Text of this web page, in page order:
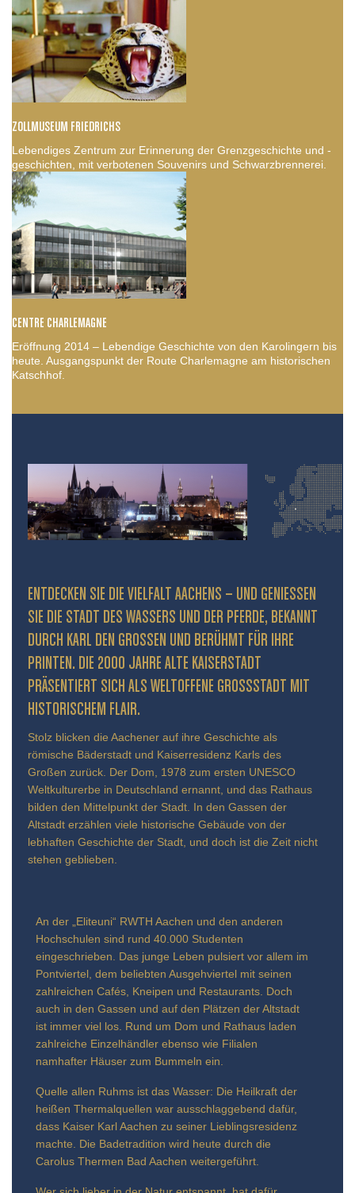
ZOLLMUSEUM FRIEDRICHS
Lebendiges Zentrum zur Erinnerung der Grenzgeschichte und -
geschichten, mit verbotenen Souvenirs und Schwarzbrennerei.
CENTRE CHARLEMAGNE
Eröffnung 2014 – Lebendige Geschichte von den Karolingern bis
heute. Ausgangspunkt der Route Charlemagne am historischen
Katschhof.
ENTDECKEN SIE DIE VIELFALT AACHENS – UND GENIESSEN S
IE DIE STADT DES WASSERS UND DER PFERDE, BEKANNT D
URCH KARL DEN GROSSEN UND BERÜHMT FÜR IHRE PR
INTEN. DIE 2000 JAHRE ALTE KAISERSTADT PR
ÄSENTIERT SICH ALS WELTOFFENE GROSSSTADT MIT HIS
TORISCHEM FLAIR.
Stolz blicken die Aachener auf ihre Geschichte als
römische Bäderstadt und Kaiserresidenz Karls des
Großen zurück. Der Dom, 1978 zum ersten UNESCO
Weltkulturerbe in Deutschland ernannt, und das Rathaus
bilden den Mittelpunkt der Stadt. In den Gassen der
Altstadt erzählen viele historische Gebäude von der
lebhaften Geschichte der Stadt, und doch ist die Zeit nicht
stehen geblieben.
An der „Eliteuni“ RWTH Aachen und den anderen
Hochschulen sind rund 40.000 Studenten
eingeschrieben. Das junge Leben pulsiert vor allem im
Pontviertel, dem beliebten Ausgehviertel mit seinen
zahlreichen Cafés, Kneipen und Restaurants. Doch
auch in den Gassen und auf den Plätzen der Altstadt
ist immer viel los. Rund um Dom und Rathaus laden
zahlreiche Einzelhändler ebenso wie Filialen
namhafter Häuser zum Bummeln ein.
Quelle allen Ruhms ist das Wasser: Die Heilkraft der
heißen Thermalquellen war ausschlaggebend dafür,
dass Kaiser Karl Aachen zu seiner Lieblingsresidenz
machte. Die Badetradition wird heute durch die
Carolus Thermen Bad Aachen weitergeführt.